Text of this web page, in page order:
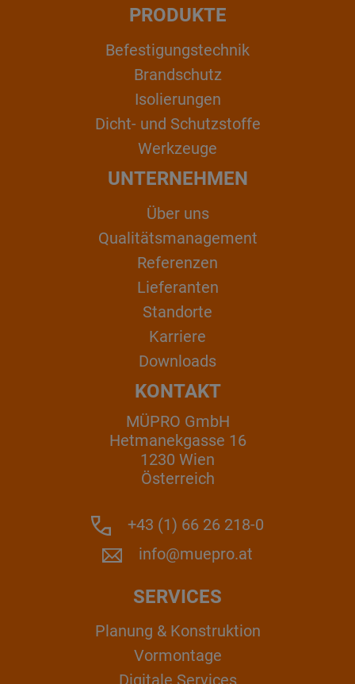
PRODUKTE
Befestigungstechnik
Brandschutz
Isolierungen
Dicht- und Schutzstoffe
Werkzeuge
UNTERNEHMEN
Über uns
Qualitätsmanagement
Referenzen
Lieferanten
Standorte
Karriere
Downloads
KONTAKT
MÜPRO GmbH
Hetmanekgasse 16
1230 Wien
Österreich
+43 (1) 66 26 218-0
info@muepro.at
SERVICES
Planung & Konstruktion
Vormontage